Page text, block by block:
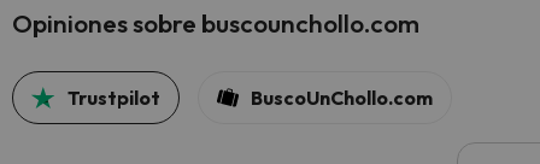
Opiniones sobre buscounchollo.com
Trustpilot BuscoUnChollo.com